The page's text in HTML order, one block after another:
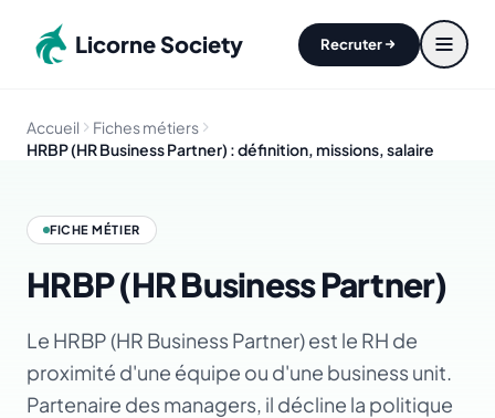
Licorne Society Recruter
Accueil
Fiches métiers
HRBP (HR Business Partner) : définition, missions, salaire
FICHE MÉTIER
HRBP (HR Business Partner)
Le HRBP (HR Business Partner) est le RH de
proximité d'une équipe ou d'une business unit.
Partenaire des managers, il décline la politique